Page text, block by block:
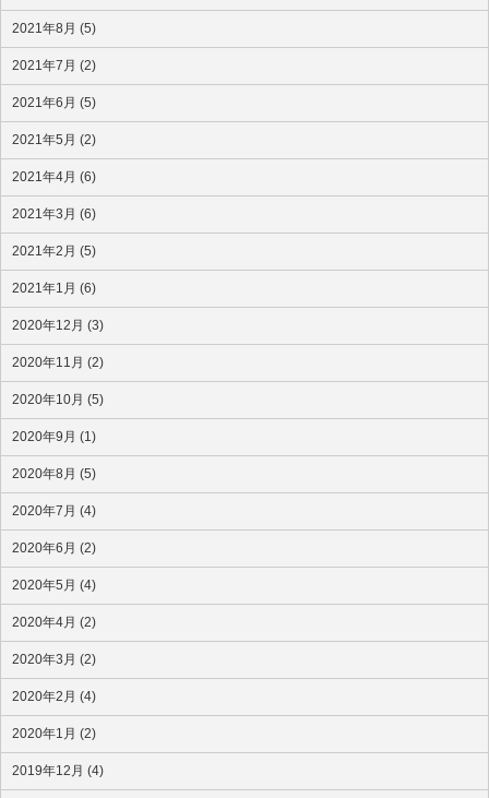
2021年8月 (5)
2021年7月 (2)
2021年6月 (5)
2021年5月 (2)
2021年4月 (6)
2021年3月 (6)
2021年2月 (5)
2021年1月 (6)
2020年12月 (3)
2020年11月 (2)
2020年10月 (5)
2020年9月 (1)
2020年8月 (5)
2020年7月 (4)
2020年6月 (2)
2020年5月 (4)
2020年4月 (2)
2020年3月 (2)
2020年2月 (4)
2020年1月 (2)
2019年12月 (4)